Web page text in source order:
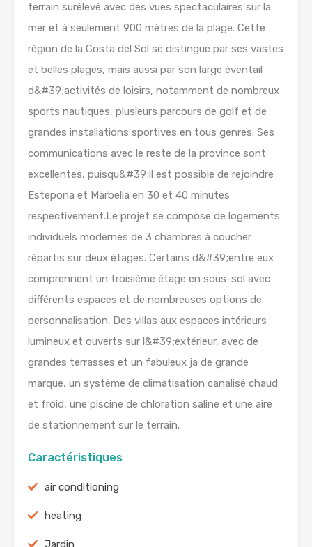
terrain surélevé avec des vues spectaculaires sur la
mer et à seulement 900 mètres de la plage. Cette
région de la Costa del Sol se distingue par ses vastes
et belles plages, mais aussi par son large éventail
d&#39;activités de loisirs, notamment de nombreux
sports nautiques, plusieurs parcours de golf et de
grandes installations sportives en tous genres. Ses
communications avec le reste de la province sont
excellentes, puisqu&#39;il est possible de rejoindre
Estepona et Marbella en 30 et 40 minutes
respectivement.Le projet se compose de logements
individuels modernes de 3 chambres à coucher
répartis sur deux étages. Certains d&#39;entre eux
comprennent un troisième étage en sous-sol avec
différents espaces et de nombreuses options de
personnalisation. Des villas aux espaces intérieurs
lumineux et ouverts sur l&#39;extérieur, avec de
grandes terrasses et un fabuleux ja de grande
marque, un système de climatisation canalisé chaud
et froid, une piscine de chloration saline et une aire
de stationnement sur le terrain.
Caractéristiques
air conditioning
heating
Jardin